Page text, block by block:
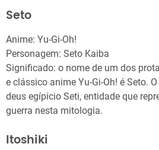
Seto
Anime: Yu-Gi-Oh!
Personagem: Seto Kaiba
Significado: o nome de um dos
e clássico anime Yu-Gi-Oh! é Seto.
deus egípicio Seti, entidade que
guerra nesta mitologia.
Itoshiki